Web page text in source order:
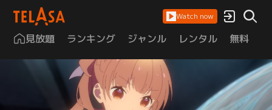
Watch now
見放題 ランキング ジャンル レンタル 無料